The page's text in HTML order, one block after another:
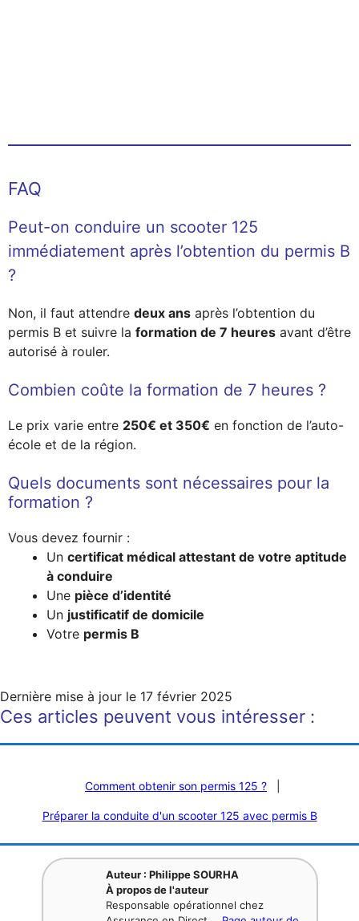
FAQ
Peut-on conduire un scooter 125
immédiatement après l’obtention du permis B
?
Non, il faut attendre deux ans après l’obtention du
permis B et suivre la formation de 7 heures avant d’être
autorisé à rouler.
Combien coûte la formation de 7 heures ?
Le prix varie entre 250€ et 350€ en fonction de l’auto-
école et de la région.
Quels documents sont nécessaires pour la
formation ?
Vous devez fournir :
Un certificat médical attestant de votre aptitude
à conduire
Une pièce d’identité
Un justificatif de domicile
Votre permis B
Dernière mise à jour le 17 février 2025
Ces articles peuvent vous intéresser :
Comment obtenir son permis 125 ?
Préparer la conduite d'un scooter 125 avec permis B
Auteur : Philippe SOURHA
À propos de l'auteur
Responsable opérationnel chez